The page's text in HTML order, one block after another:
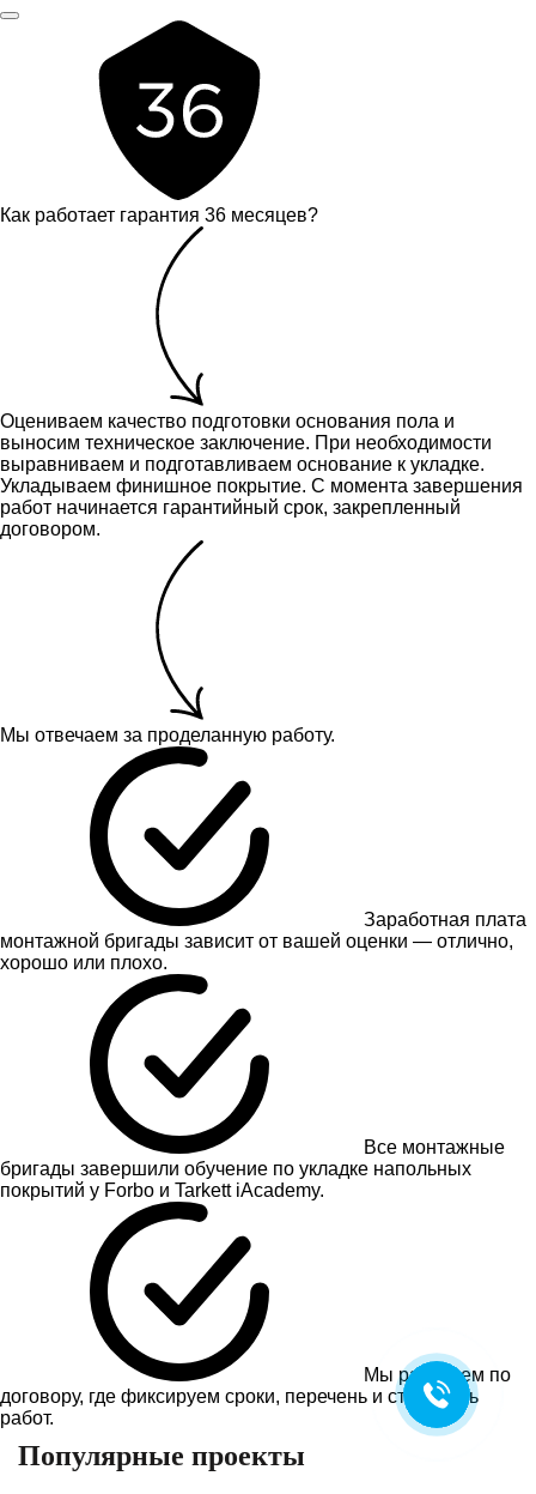
Как работает гарантия 36 месяцев?
Оцениваем качество подготовки основания пола и
выносим техническое заключение. При необходимости
выравниваем и подготавливаем основание к укладке.
Укладываем финишное покрытие. С момента завершения
работ начинается гарантийный срок, закрепленный
договором.
Мы отвечаем за проделанную работу.
Заработная плата
монтажной бригады зависит от вашей оценки — отлично,
хорошо или плохо.
Все монтажные
бригады завершили обучение по укладке напольных
покрытий у Forbo и Tarkett iAcademy.
Мы работаем по
договору, где фиксируем сроки, перечень и стоимость
работ.
Популярные проекты